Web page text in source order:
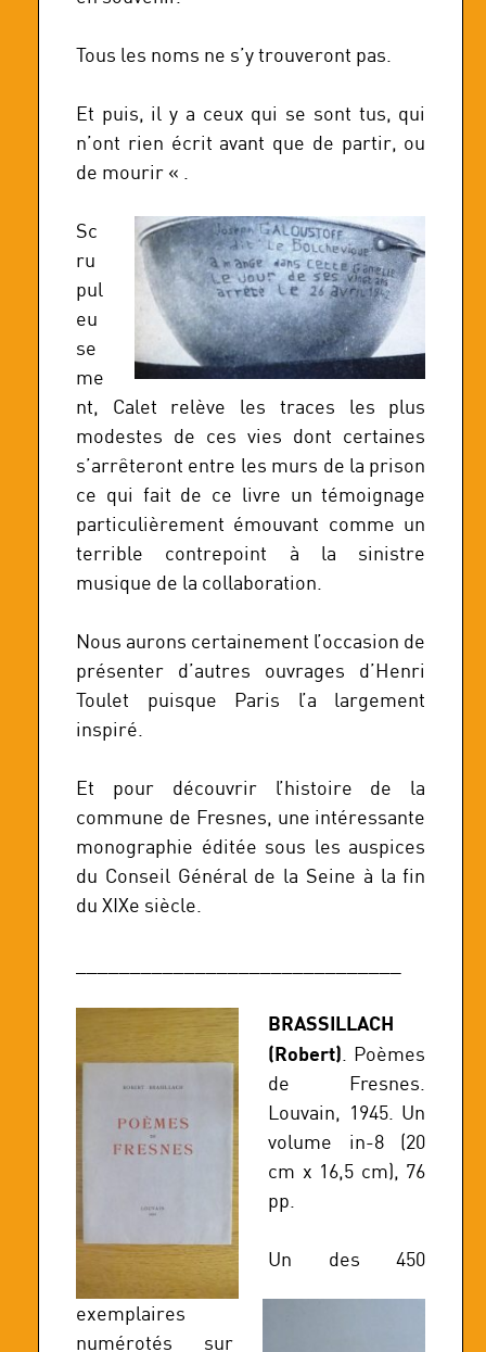
Tous les noms ne s’y trouveront pas.
Et puis, il y a ceux qui se sont tus, qui
n’ont rien écrit avant que de partir, ou
de mourir « .
Sc
ru
pul
eu
se
me
nt, Calet relève les traces les plus
modestes de ces vies dont certaines
s’arrêteront entre les murs de la prison
ce qui fait de ce livre un témoignage
particulièrement émouvant comme un
terrible contrepoint à la sinistre
musique de la collaboration.
Nous aurons certainement l’occasion de
présenter d’autres ouvrages d’Henri
Toulet puisque Paris l’a largement
inspiré.
Et pour découvrir l’histoire de la
commune de Fresnes, une intéressante
monographie éditée sous les auspices
du Conseil Général de la Seine à la fin
du XIXe siècle.
BRASSILLACH
(Robert). Poèmes
de Fresnes.
Louvain, 1945. Un
volume in-8 (20
cm x 16,5 cm), 76
pp.
Un des 450
exemplaires
numérotés sur